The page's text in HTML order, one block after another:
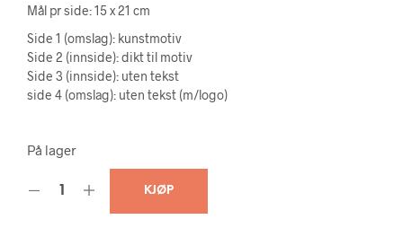
Mål pr side: 15 x 21 cm
Side 1 (omslag): kunstmotiv
Side 2 (innside): dikt til motiv
Side 3 (innside): uten tekst
side 4 (omslag): uten tekst (m/logo)
På lager
KJØP